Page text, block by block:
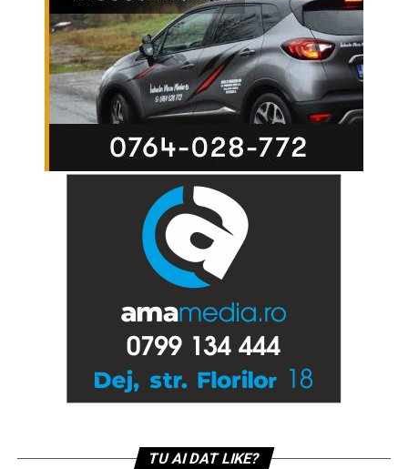
TU AI DAT LIKE?